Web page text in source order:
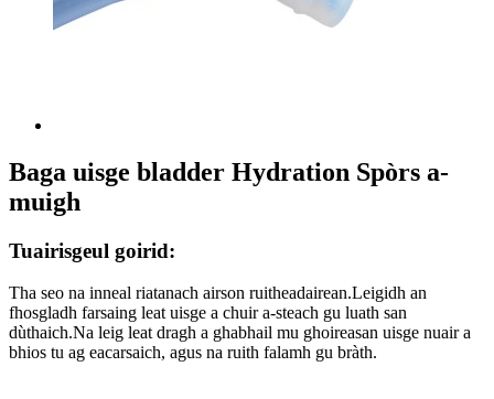
Baga uisge bladder Hydration Spòrs a-
muigh
Tuairisgeul goirid:
Tha seo na inneal riatanach airson ruitheadairean.Leigidh an
fhosgladh farsaing leat uisge a chuir a-steach gu luath san
dùthaich.Na leig leat dragh a ghabhail mu ghoireasan uisge nuair a
bhios tu ag eacarsaich, agus na ruith falamh gu bràth.